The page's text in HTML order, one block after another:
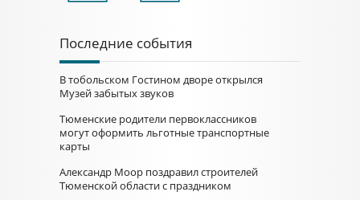
Последние события
В тобольском Гостином дворе открылся
Музей забытых звуков
Тюменские родители первоклассников
могут оформить льготные транспортные
карты
Александр Моор поздравил строителей
Тюменской области с праздником